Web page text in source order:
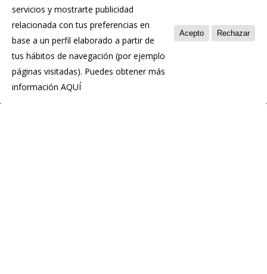
Política de privacidad
Política de cookies
servicios y mostrarte publicidad
relacionada con tus preferencias en
base a un perfil elaborado a partir de
tus hábitos de navegación (por ejemplo
páginas visitadas). Puedes obtener más
información AQUÍ
Acepto Rechazar